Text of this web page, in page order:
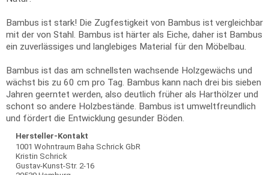
Bambus ist stark! Die Zugfestigkeit von Bambus ist vergleichbar
mit der von Stahl. Bambus ist härter als Eiche, daher ist Bambus
ein zuverlässiges und langlebiges Material für den Möbelbau.
Bambus ist das am schnellsten wachsende Holzgewächs und
wächst bis zu 60 cm pro Tag. Bambus kann nach drei bis sieben
Jahren geerntet werden, also deutlich früher als Harthölzer und
schont so andere Holzbestände. Bambus ist umweltfreundlich
und fördert die Entwicklung gesunder Böden.
Hersteller-Kontakt
1001 Wohntraum Baha Schrick GbR
Kristin Schrick
Gustav-Kunst-Str. 2-16